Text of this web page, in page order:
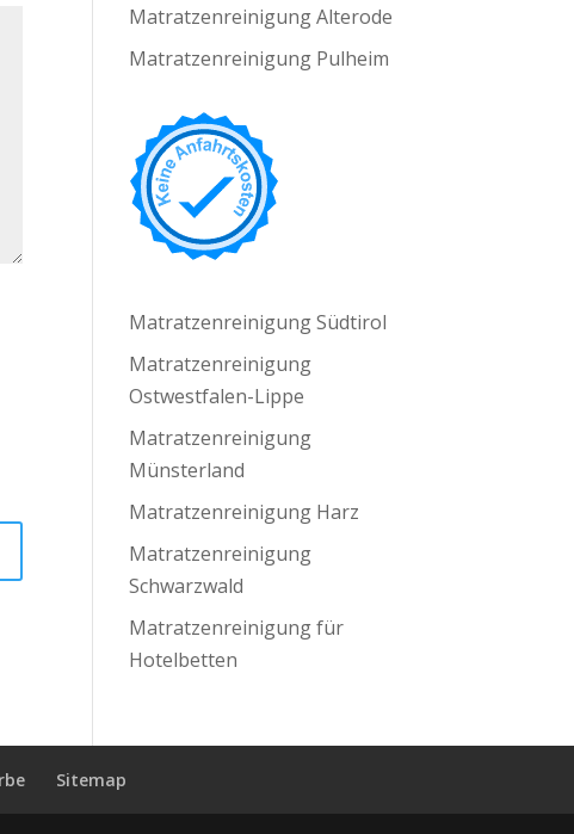
Matratzenreinigung Alterode
Matratzenreinigung Pulheim
Matratzenreinigung Südtirol
Matratzenreinigung
Ostwestfalen-Lippe
Matratzenreinigung
Münsterland
Matratzenreinigung Harz
Matratzenreinigung
Schwarzwald
Matratzenreinigung für
Hotelbetten
Sitemap